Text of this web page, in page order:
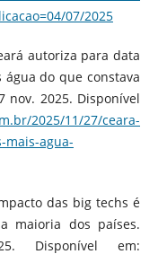
07/2025
autoriza para data
do que constava
nov. 2025. Disponível
2025/11/27/ceara-
mais-agua-
das big techs é
maioria dos países.
Disponível em: